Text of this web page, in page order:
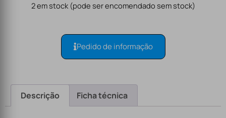
2 em stock (pode ser encomendado sem stock)
Pedido de informação
Descrição Ficha técnica